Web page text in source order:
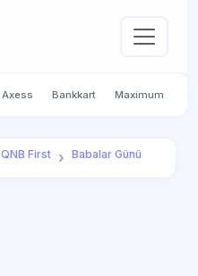
Axess Bankkart Maximum
QNB First Babalar Günü